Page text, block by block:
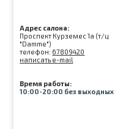
Адрес салона:
Проспект Курземес 1а (т/ц
"Damme")
телефон: 67809420
написать e-mail
Время работы:
10:00-20:00 без выходных